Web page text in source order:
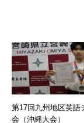
第17回九州地区英語
会（沖縄大会）